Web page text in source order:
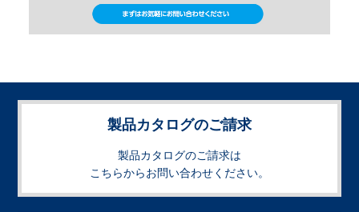
製品カタログのご請求
製品カタログのご請求は
こちらからお問い合わせください。